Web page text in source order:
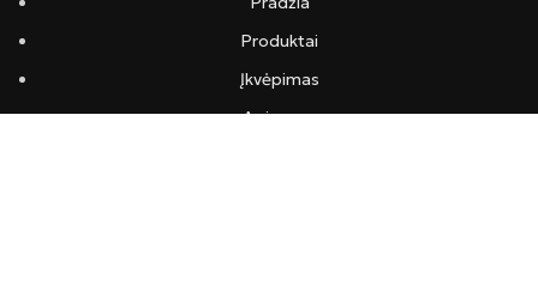
Produktai
Įkvėpimas
Apie mus